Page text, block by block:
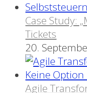
Case Study:
Tickets
20.
Agile